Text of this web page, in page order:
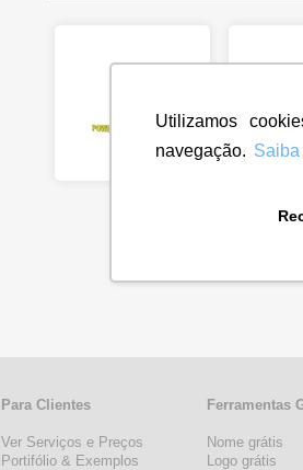
Utilizamos
navegação.
Para Clientes
Ver Serviços e Preços
Portifólio & Exemplos
Ferramentas
Nome grátis
Logo grátis